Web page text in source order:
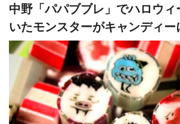
中野「パパブブレ」でハロウ
いたモンスターがキャンディー